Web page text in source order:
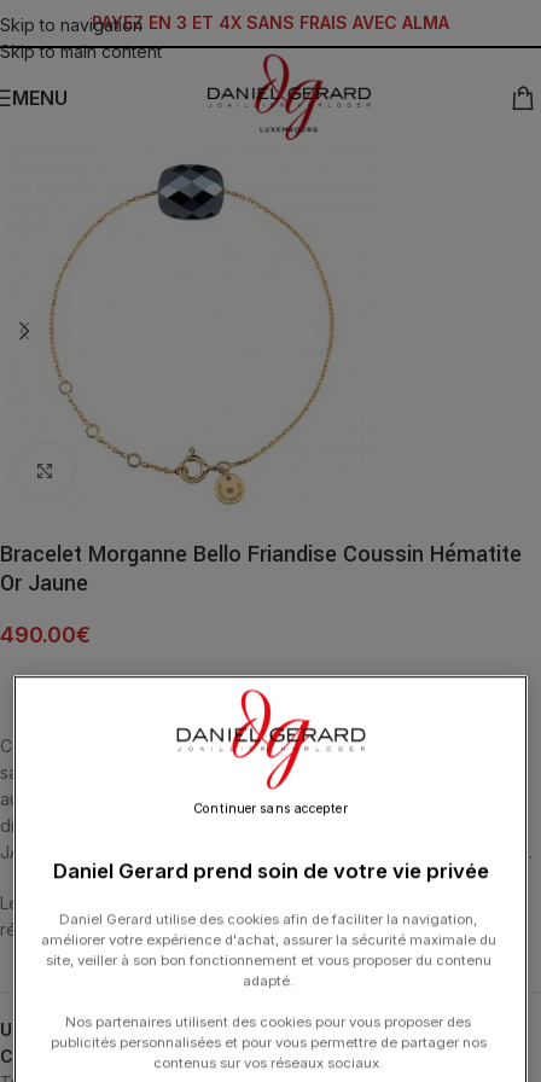
Skip to navigation
Skip to main content
PAYEZ EN 3 ET 4X SANS FRAIS AVEC ALMA
MENU
Click to enlarge
Bracelet Morganne Bello Friandise Coussin Hématite
Or Jaune
490.00€
Cette collection emblématique met les pierres fines en majesté,
sans griffe, ni serti, au contact de la peau. La taille en « coussin »
aux multiples facettes apporte douceur et élégance. L’Hématite
dispose d’un fort potentiel pour Ancrer et Protéger. BRACELET OR
JAUNE 18 CARATS ET HÉMATITE MULTI-FACETTÉE (10,3 CARATS).
Les bracelets ont une longueur de 17 cm et ont 4 anneaux de
réglage.
UGS :
1012YB1A186
Catégories :
Bracelets, Bracelets , Friandise, MORGANNE BELLO
Daniel Gerard prend soin de votre vie privée
Daniel Gerard utilise des cookies afin de faciliter la navigation,
améliorer votre expérience d'achat, assurer la sécurité maximale du
site, veiller à son bon fonctionnement et vous proposer du contenu
adapté.
Nos partenaires utilisent des cookies pour vous proposer des
publicités personnalisées et pour vous permettre de partager nos
contenus sur vos réseaux sociaux.
Continuer sans accepter